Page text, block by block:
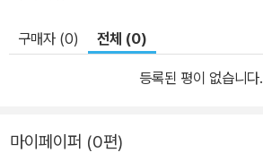
구매자 (0) 전체 (0)
등록된 평이 없습니다.
마이페이퍼 (0편)